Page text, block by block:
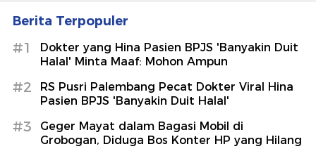
Berita Terpopuler
#1
Dokter yang Hina Pasien BPJS 'Banyakin Duit
Halal' Minta Maaf: Mohon Ampun
#2
RS Pusri Palembang Pecat Dokter Viral Hina
Pasien BPJS 'Banyakin Duit Halal'
#3
Geger Mayat dalam Bagasi Mobil di
Grobogan, Diduga Bos Konter HP yang Hilang